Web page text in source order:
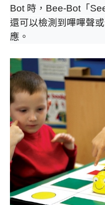
Bot 時，Bee-Bot「
還可以檢測到嗶嗶聲
應。